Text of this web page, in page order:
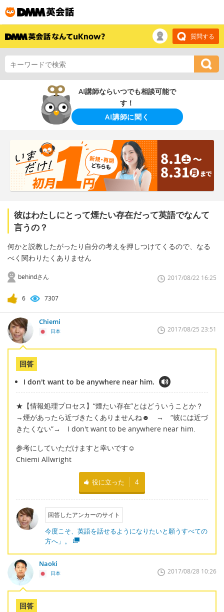
質問する
AI講師ならいつでも相談可能で
す！
AI講師に聞く
彼はわたしにとって煙たい存在だって英語でなんて
言うの？
何かと説教したがったり自分の考えを押しつけてくるので、なる
べく関わりたくありません
behindさん 2017/08/22 16:25
6 7307
Chiemi
日本 2017/08/25 23:51
回答
I don't want to be anywhere near him.
★【情報処理プロセス】“煙たい存在”とはどういうことか？
→煙があったら近づきたくありませんね☻ → “彼には近づ
きたくない”→ I don't want to be anywhere near him.
参考にしていただけますと幸いです☺
Chiemi Allwright
役に立った 4
回答したアンカーのサイト
今度こそ、英語を話せるようになりたいと願うすべての
方へ」。
Naoki
日本 2017/08/28 10:26
回答